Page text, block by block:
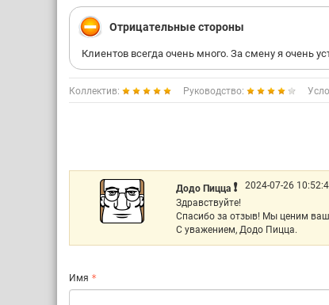
Отрицательные стороны
Клиентов всегда очень много. За смену я очень
Коллектив: Руководство:
Додо Пицца ❗️ 2024-07-26
Здравствуйте!
Спасибо за отзыв! Мы ценим
С уважением, Додо Пицца.
Имя